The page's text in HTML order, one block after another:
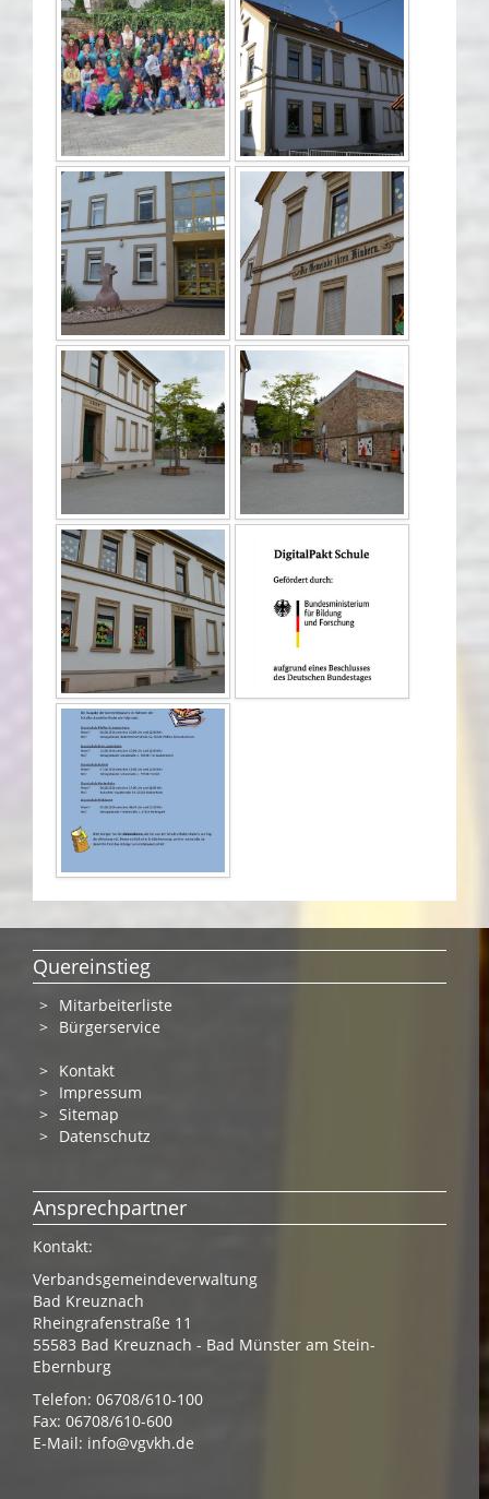
Quereinstieg
Mitarbeiterliste
Bürgerservice
Kontakt
Impressum
Sitemap
Datenschutz
Ansprechpartner
Kontakt:
Verbandsgemeindeverwaltung
Bad Kreuznach
Rheingrafenstraße 11
55583 Bad Kreuznach - Bad Münster am Stein-
Ebernburg
Telefon: 06708/610-100
Fax: 06708/610-600
E-Mail: info@vgvkh.de